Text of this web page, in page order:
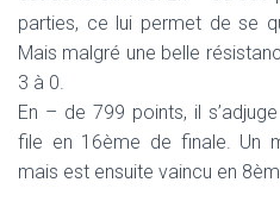
parties, ce lui permet de se
Mais malgré une belle
3 à 0.
En – de 799 points, il
file en 16ème de finale. Un
mais est ensuite vaincu en